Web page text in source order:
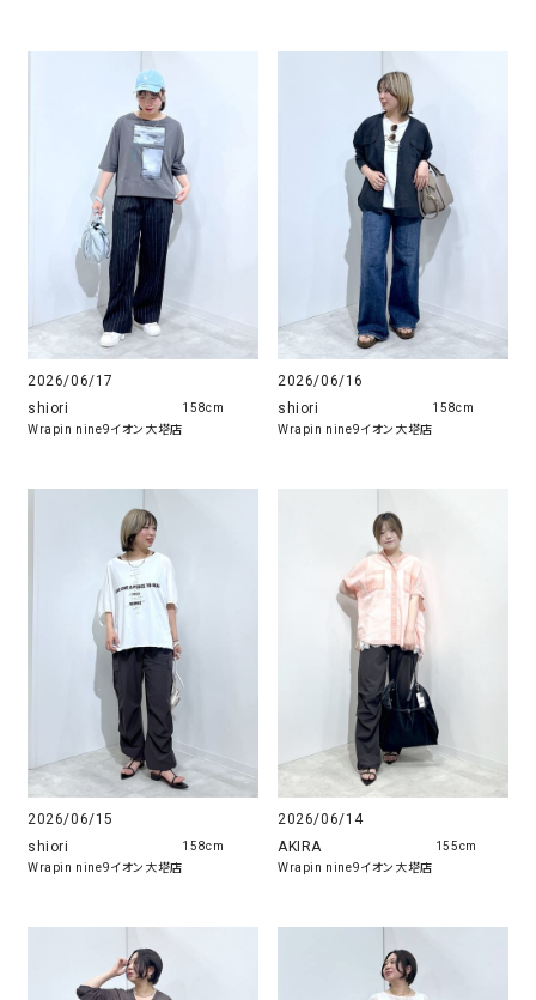
2026/06/17
shiori
Wrapin nine9イオン大塔店
158cm
2026/06/16
shiori
Wrapin nine9イオン大塔店
158cm
2026/06/15
shiori
Wrapin nine9イオン大塔店
158cm
2026/06/14
AKIRA
Wrapin nine9イオン大塔店
155cm